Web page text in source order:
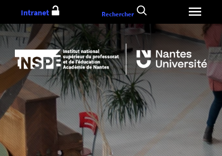
au
contenu
Intranet Rechercher